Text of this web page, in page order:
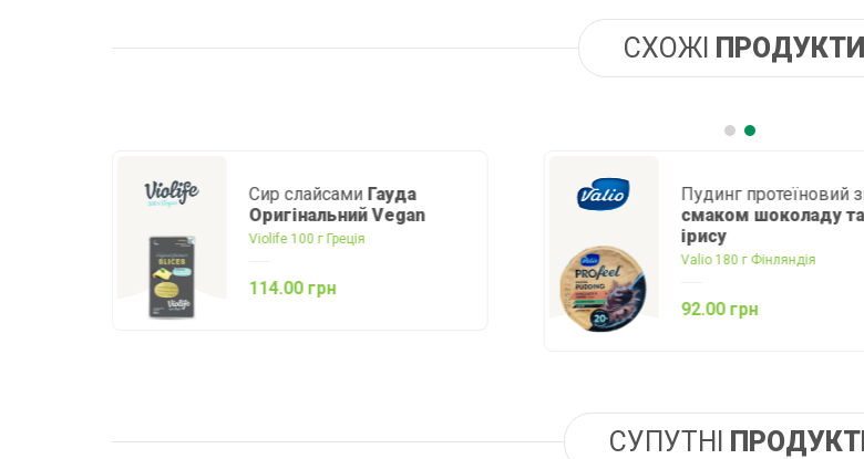
СХОЖІ ПРОДУКТИ
Пудинг протеїновий зі
смаком шоколаду та
ірису
Десерт сирний
протеїновий ваніль-
чорниця Valio
Valio 175г Фінляндія
94.00 грн
СУПУТНІ